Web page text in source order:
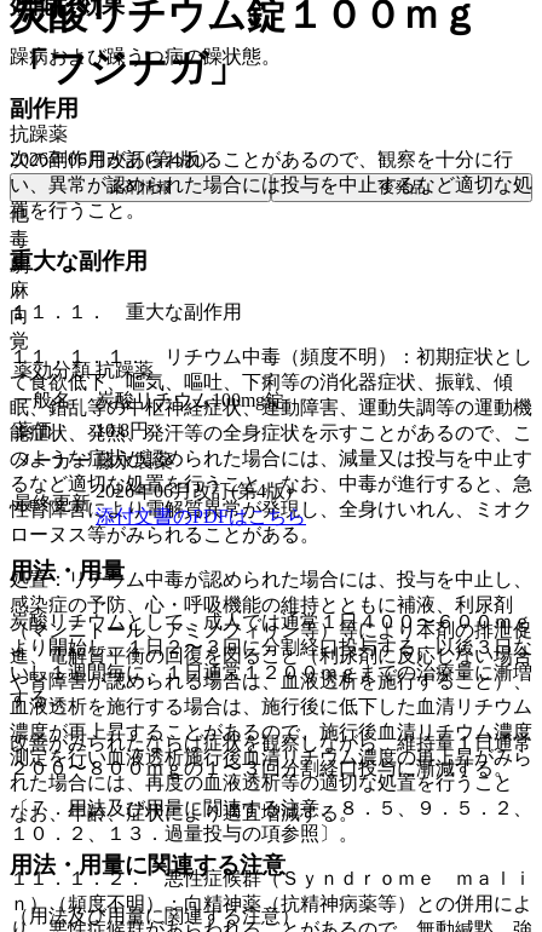
効能・効果
躁病および躁うつ病の躁状態。
副作用
次の副作用があらわれることがあるので、観察を十分に行
い、異常が認められた場合には投与を中止するなど適切な処
置を行うこと。
重大な副作用
１１．１． 重大な副作用
１１．１．１． リチウム中毒（頻度不明）：初期症状とし
て食欲低下、嘔気、嘔吐、下痢等の消化器症状、振戦、傾
眠、錯乱等の中枢神経症状、運動障害、運動失調等の運動機
能症状、発熱、発汗等の全身症状を示すことがあるので、こ
のような症状が認められた場合には、減量又は投与を中止す
るなど適切な処置を行うこと。なお、中毒が進行すると、急
性腎障害により電解質異常が発現し、全身けいれん、ミオク
ローヌス等がみられることがある。
処置：リチウム中毒が認められた場合には、投与を中止し、
感染症の予防、心・呼吸機能の維持とともに補液、利尿剤
（マンニトール、アミノフィリン等）等により本剤の排泄促
進、電解質平衡の回復を図ること（利尿剤に反応しない場合
や腎障害が認められる場合は、血液透析を施行すること）、
血液透析を施行する場合は、施行後に低下した血清リチウム
濃度が再上昇することがあるので、施行後血清リチウム濃度
測定を行い血液透析施行後血清リチウム濃度の再上昇がみら
れた場合には、再度の血液透析等の適切な処置を行うこと
〔７．用法及び用量に関連する注意、８．５、９．５．２、
１０．２、１３．過量投与の項参照〕。
１１．１．２． 悪性症候群（Ｓｙｎｄｒｏｍｅ ｍａｌｉ
ｎ）（頻度不明）：向精神薬（抗精神病薬等）との併用によ
炭酸リチウム錠１００ｍｇ
「フジナガ」
抗躁薬
2026年06月改訂(第4版)
薬剤情報 後発品
他
毒
劇
麻
向
覚
薬効分類 抗躁薬
一般名
炭酸リチウム100mg錠
薬価
10.8円
メーカー 藤永製薬
最終更新
2026年06月改訂(第4版)
添付文書のPDFはこちら
用法・用量
炭酸リチウムとして、成人では通常１日４００〜６００ｍｇ
より開始し、１日２〜３回に分割経口投与する。以後３日な
いし１週間毎に、１日通常１２００ｍｇまでの治療量に漸増
する。
改善がみられたならば症状を観察しながら、維持量１日通常
２００〜８００ｍｇの１〜３回分割経口投与に漸減する。
なお、年齢、症状により適宜増減する。
用法・用量に関連する注意
（用法及び用量に関連する注意）